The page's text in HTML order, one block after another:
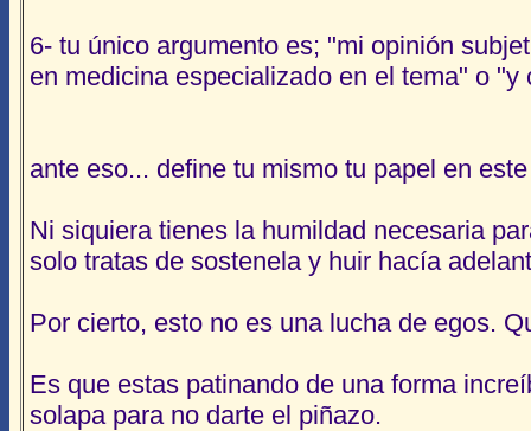
6- tu único argumento es; "mi opinión
en medicina especializado en el tema" o
ante eso... define tu mismo tu papel en
Ni siquiera tienes la humildad necesaria
solo tratas de sostenela y huir hacía
Por cierto, esto no es una lucha de egos.
Es que estas patinando de una forma
solapa para no darte el piñazo.